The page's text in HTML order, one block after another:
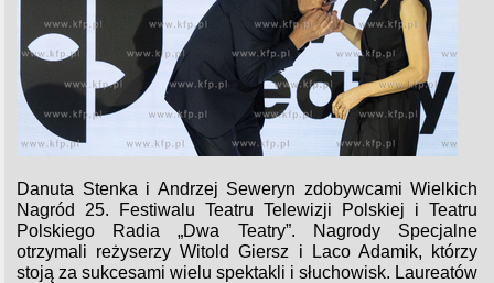
Danuta Stenka i Andrzej Seweryn zdobywcami Wielkich
Nagród 25. Festiwalu Teatru Telewizji Polskiej i Teatru
Polskiego Radia „Dwa Teatry”. Nagrody Specjalne
otrzymali reżyserzy Witold Giersz i Laco Adamik, którzy
stoją za sukcesami wielu spektakli i słuchowisk. Laureatów